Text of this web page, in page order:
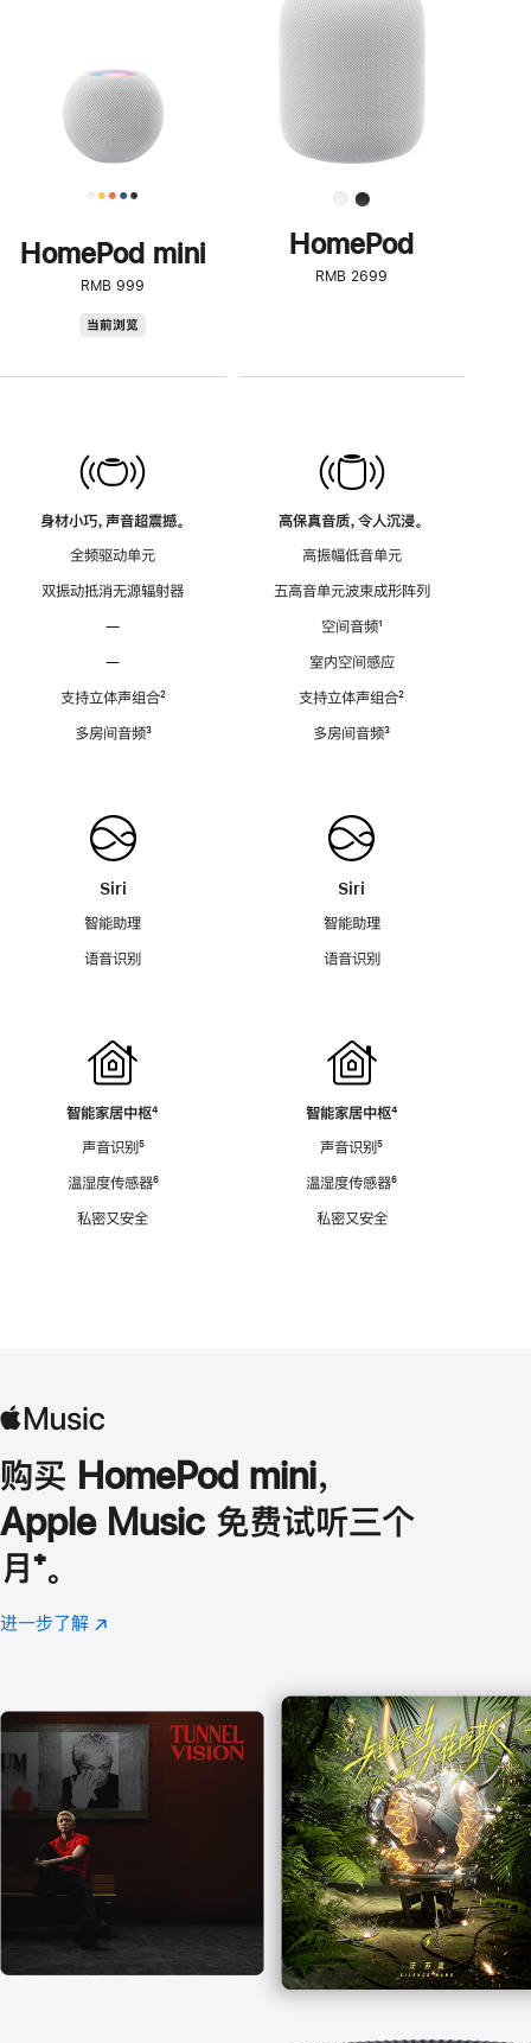
HomePod mini
RMB 999
当前浏览
身材小巧，声音超震撼。
全频驱动单元
双振动抵消无源辐射器
—
—
支持立体声组合脚
²
多房间音频脚
³
Siri
智能助理
语音识别
智能家居中枢脚
⁴
声音识别脚
⁵
温湿度传感器脚
⁶
私密又安全
了
解
HomePod<
HomePod
RMB 2699
高保真音质，令人沉浸。
高振幅低音单元
五高音单元波束成形阵列
空间音频脚
¹
室内空间感应
支持立体声组合脚
²
多房间音频脚
³
Siri
智能助理
语音识别
智能家居中枢脚
⁴
声音识别脚
⁵
温湿度传感器脚
⁶
私密又安全
购买 HomePod mini，
Apple Music 免费试听三个
月 脚
注
⁺。
进一步了解 Apple
(在
口
中
打
开)